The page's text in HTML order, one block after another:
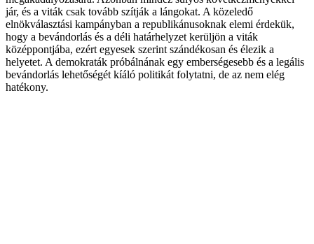
jár, és a viták csak tovább szítják a lángokat. A közeledő
elnökválasztási kampányban a republikánusoknak elemi érdekük,
hogy a bevándorlás és a déli határhelyzet kerüljön a viták
középpontjába, ezért egyesek szerint szándékosan és élezik a
helyetet. A demokraták próbálnának egy emberségesebb és a legális
bevándorlás lehetőségét kíáló politikát folytatni, de az nem elég
hatékony.